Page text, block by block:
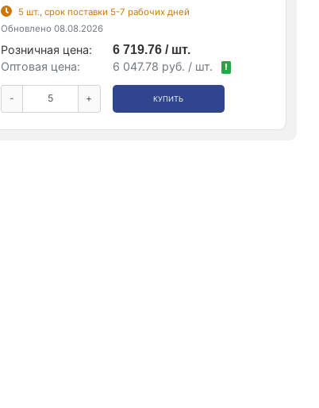
5 шт., срок поставки 5-7 рабочих дней
Обновлено 08.08.2026
Розничная цена:
6 719.76 / шт.
Оптовая цена:
6 047.78 руб. / шт. !
- + КУПИТЬ